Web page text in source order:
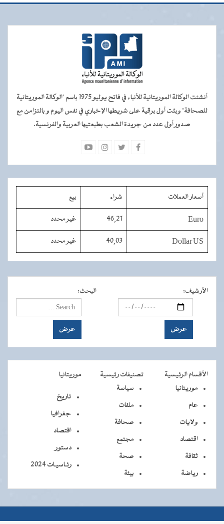
أنشئت الوكالة الموريتانية للأنباء في فاتح يوليو 1975 باسم "الوكالة الموريتانية
للصحافة" وبثت أول برقية على شريطها الإخباري في نفس اليوم و بالتزامن مع
صدور أول عدد من جريدة الشعب بطبعتيها العربية والفرنسية.
أسعار العملات شراء بيع
Euro
46,21 غير محدد
Dollar US
40,03 غير محدد
الأرشيف: البحث:
الأقسام الرئيسية تصنيفات رئيسية
موريتانيا
موريتانيا
عام
ولايات
اقتصاد
ثقافة
رياضة
سياسة
ملفات
صحافة
مجتمع
صحة
بيئة
تاريخ
جغرافيا
اقتصاد
دستور
رئـاسيـات 2024